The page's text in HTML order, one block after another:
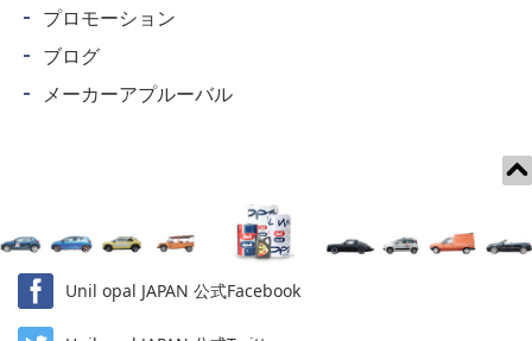
プロモーション
ブログ
メーカーアプルーバル
Unil opal JAPAN 公式Facebook